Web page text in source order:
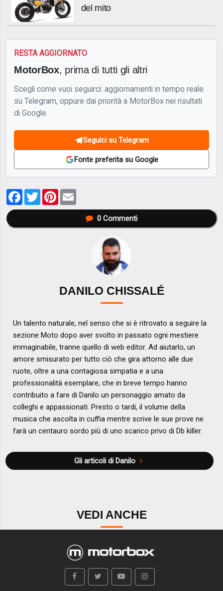
del mito
RESTA AGGIORNATO
MotorBox, prima di tutti gli altri
Scegli come vuoi seguirci: aggiornamenti in tempo reale
su Telegram, oppure dai priorità a MotorBox nei risultati
di Google.
Seguici su Telegram
Fonte preferita su Google
Facebook
TwitterPinterest
0Commenti
DANILO CHISSALÉ
Un talento naturale, nel senso che si è ritrovato a seguire la
sezione Moto dopo aver svolto in passato ogni mestiere
immaginabile, tranne quello di web editor. Ad aiutarlo, un
amore smisurato per tutto ciò che gira attorno alle due
ruote, oltre a una contagiosa simpatia e a una
professionalità esemplare, che in breve tempo hanno
contribuito a fare di Danilo un personaggio amato da
colleghi e appassionati. Presto o tardi, il volume della
musica che ascolta in cuffia mentre scrive le sue prove ne
farà un centauro sordo più di uno scarico privo di Db killer.
Gli articoli di Danilo
VEDI ANCHE